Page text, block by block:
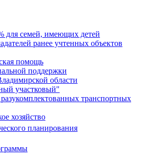
для семей, имеющих детей
ранее учтенных объектов
помощь
поддержки
области
участковый"
транспортных
хозяйство
планирования